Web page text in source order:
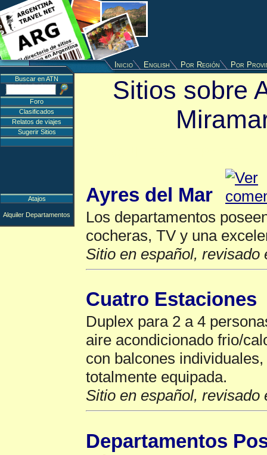
Inicio English Por Región Por
Sitios sobre
Ayres del Mar
Los departamentos
cocheras, TV y una
Sitio en español, revisado
Cuatro Estaciones
Duplex para 2 a 4
aire acondicionado frio/
con balcones
totalmente equipada.
Sitio en español, revisado
Departamentos
Buscar en ATN
Foro
Clasificados
Relatos de viajes
Sugerir Sitios
Atajos
Alquiler Departamentos